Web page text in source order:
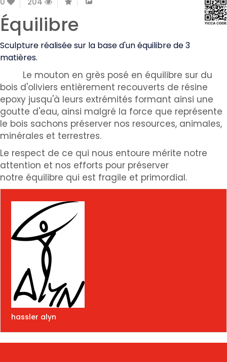
Équilibre
Sculpture réalisée sur la base d'un équilibre de 3
matières.
​ Le ​mouton en grès posé en équilibre sur du
bois d'oliviers entièrement recouverts de résine
epoxy jusqu'à leurs extrémités formant ainsi une
goutte d'eau, ainsi malgré la force que représente
le bois sachons préserver nos resources, animales,
minérales et terrestres.
Le respect de ce qui nous entoure mérite notre
attention et nos efforts pour préserver
notre équilibre qui est fragile et primordial.
hassler alyn